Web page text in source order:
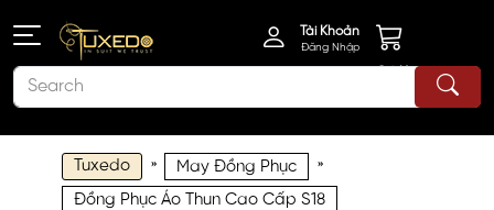
Tài Khoản
Đăng Nhập
Giỏ Hàng
Tuxedo » May Đồng Phục »
Đồng Phục Áo Thun Cao Cấp S18